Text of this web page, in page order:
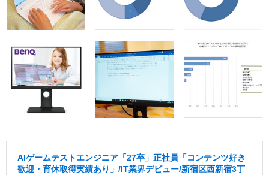
AIゲームテストエンジニア「27卒」正社員「コンテンツ好き
歓迎・育休取得実績あり」/IT業界デビュー/新宿区西新宿3丁